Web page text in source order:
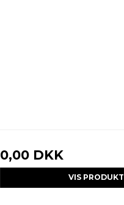
0,00 DKK
VIS PRODUKT